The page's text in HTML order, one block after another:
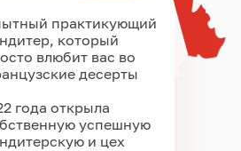
практикующий
который
влюбит вас во
десерты
года открыла
успешную
и цех